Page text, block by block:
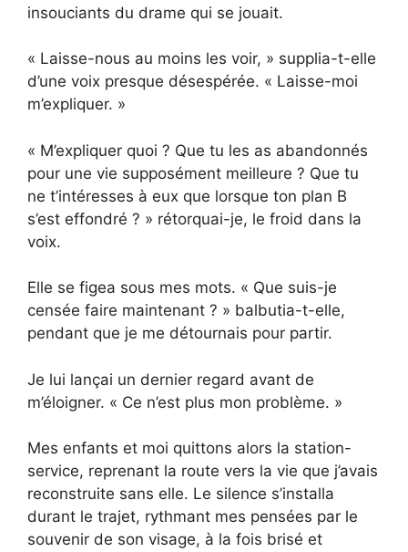
insouciants du drame qui se jouait.
« Laisse-nous au moins les voir, » supplia-t-elle
d’une voix presque désespérée. « Laisse-moi
m’expliquer. »
« M’expliquer quoi ? Que tu les as abandonnés
pour une vie supposément meilleure ? Que tu
ne t’intéresses à eux que lorsque ton plan B
s’est effondré ? » rétorquai-je, le froid dans la
voix.
Elle se figea sous mes mots. « Que suis-je
censée faire maintenant ? » balbutia-t-elle,
pendant que je me détournais pour partir.
Je lui lançai un dernier regard avant de
m’éloigner. « Ce n’est plus mon problème. »
Mes enfants et moi quittons alors la station-
service, reprenant la route vers la vie que j’avais
reconstruite sans elle. Le silence s’installa
durant le trajet, rythmant mes pensées par le
souvenir de son visage, à la fois brisé et